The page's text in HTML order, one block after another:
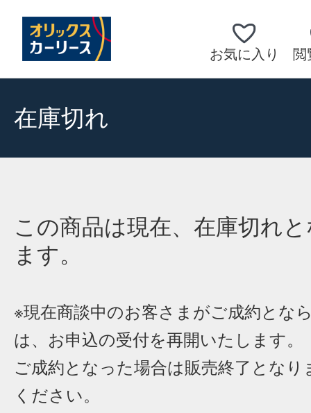
お気に入り 閲
在庫切れ
この商品は現在、在庫切れ
ます。
※現在商談中のお客さまがご成約とな
は、お申込の受付を再開いたします。
ご成約となった場合は販売終了となり
ください。